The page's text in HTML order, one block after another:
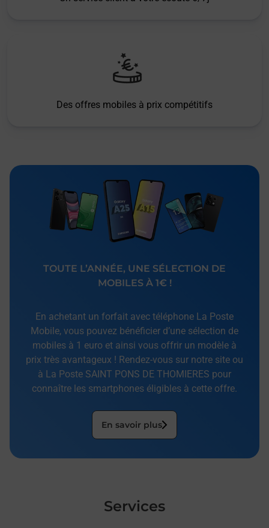
Des offres mobiles à prix compétitifs
TOUTE L’ANNÉE, UNE SÉLECTION DE
MOBILES À 1€ !
En achetant un forfait avec téléphone La Poste
Mobile, vous pouvez bénéficier d’une sélection de
mobiles à 1 euro et ainsi vous offrir un modèle à
prix très avantageux ! Rendez-vous sur notre site ou
à La Poste SAINT PONS DE THOMIERES pour
connaître les smartphones éligibles à cette offre.
En savoir plus
Services